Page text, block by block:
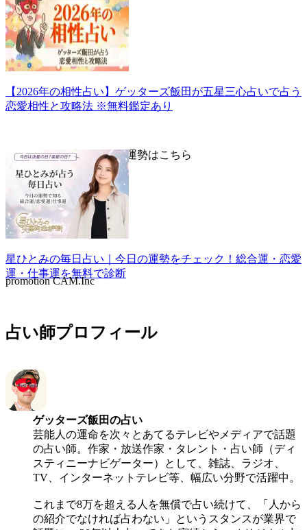
【2026年の相性占い】ゲッターズ飯田が五星三心占いで占う
恋愛相性と攻略法 ※無料鑑定あり
▼星ひとみが占う毎日の運勢はこちら
星ひとみの毎日占い｜今日の運勢をチェック！総合運・恋愛
運・仕事運を無料で診断
promotion CAM.Inc
占い師プロフィール
ゲッターズ飯田の占い
芸能人の運命を次々とあてるテレビやメディアで話題
の占い師。作家・放送作家・タレント・占い師（ディ
スティニーナビゲーター）として、雑誌、ラジオ、
TV、インターネットテレビ等、幅広い分野で活躍中。
これまで8万を超える人を無償で占い続けて、「人から
の紹介でなければ占わない」というスタンスが業界で